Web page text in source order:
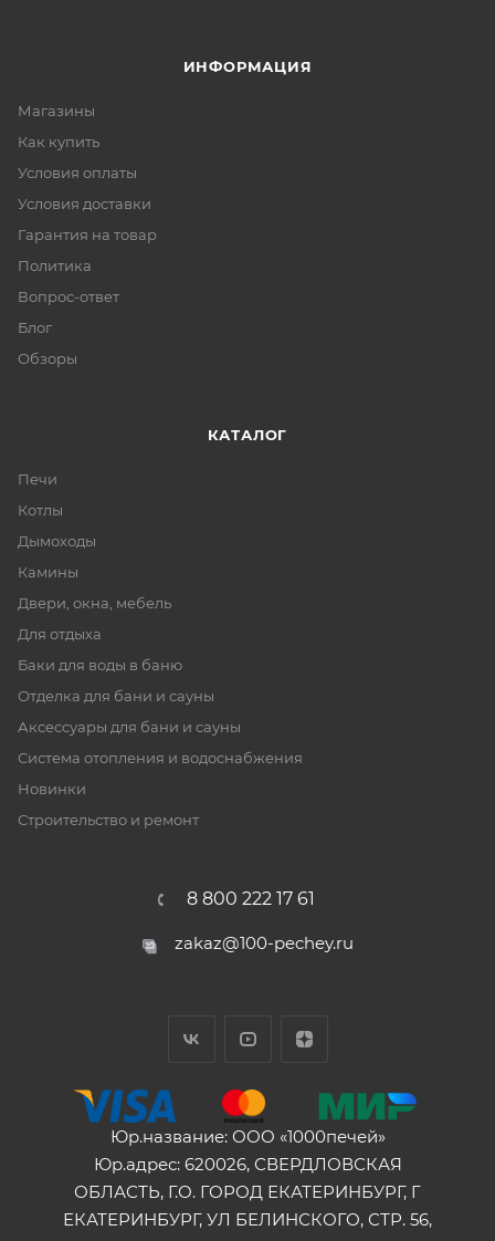
ИНФОРМАЦИЯ
Магазины
Как купить
Условия оплаты
Условия доставки
Гарантия на товар
Политика
Вопрос-ответ
Блог
Обзоры
КАТАЛОГ
Печи
Котлы
Дымоходы
Камины
Двери, окна, мебель
Для отдыха
Баки для воды в баню
Отделка для бани и сауны
Аксессуары для бани и сауны
Система отопления и водоснабжения
Новинки
Строительство и ремонт
8 800 222 17 61
zakaz@100-pechey.ru
Юр.название: ООО «1000печей»
Юр.адрес: 620026, СВЕРДЛОВСКАЯ
ОБЛАСТЬ, Г.О. ГОРОД ЕКАТЕРИНБУРГ, Г
ЕКАТЕРИНБУРГ, УЛ БЕЛИНСКОГО, СТР. 56,